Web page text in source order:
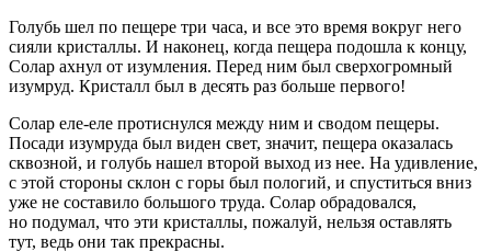
Голубь шел по пещере три часа, и все это время вокруг него
сияли кристаллы. И наконец, когда пещера подошла к концу,
Солар ахнул от изумления. Перед ним был сверхогромный
изумруд. Кристалл был в десять раз больше первого!
Солар еле-еле протиснулся между ним и сводом пещеры.
Посади изумруда был виден свет, значит, пещера оказалась
сквозной, и голубь нашел второй выход из нее. На удивление,
с этой стороны склон с горы был пологий, и спуститься вниз
уже не составило большого труда. Солар обрадовался,
но подумал, что эти кристаллы, пожалуй, нельзя оставлять
тут, ведь они так прекрасны.